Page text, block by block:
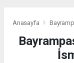
Anasayfa